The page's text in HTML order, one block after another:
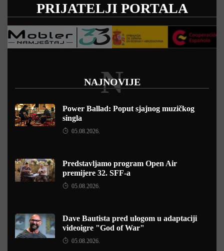
PRIJATELJI PORTALA
NAJNOVIJE
N
Power Ballad: Poput sjajnog muzičkog
singla
05.08.2026.
Predstavljamo program Open Air
premijere 32. SFF-a
05.08.2026.
Dave Bautista pred ulogom u adaptaciji
videoigre "God of War"
05.08.2026.